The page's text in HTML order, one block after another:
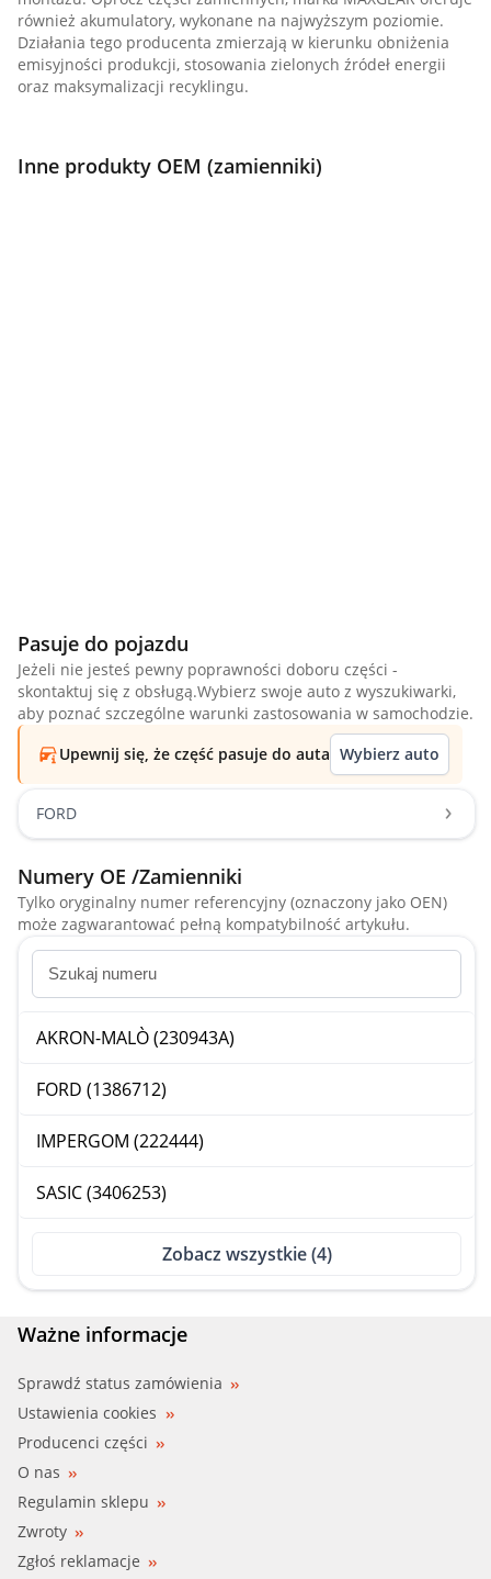
również akumulatory, wykonane na najwyższym poziomie.
Działania tego producenta zmierzają w kierunku obniżenia
emisyjności produkcji, stosowania zielonych źródeł energii
oraz maksymalizacji recyklingu.
Inne produkty OEM (zamienniki)
Pasuje do pojazdu
Jeżeli nie jesteś pewny poprawności doboru części -
skontaktuj się z obsługą.Wybierz swoje auto z wyszukiwarki,
aby poznać szczególne warunki zastosowania w samochodzie.
Upewnij się, że część pasuje do auta Wybierz auto
FORD
Numery OE /Zamienniki
Tylko oryginalny numer referencyjny (oznaczony jako OEN)
może zagwarantować pełną kompatybilność artykułu.
AKRON-MALÒ (230943A)
FORD (1386712)
IMPERGOM (222444)
SASIC (3406253)
Zobacz wszystkie (4)
Ważne informacje
Sprawdź status zamówienia
Ustawienia cookies
Producenci części
O nas
Regulamin sklepu
Zwroty
Zgłoś reklamacje